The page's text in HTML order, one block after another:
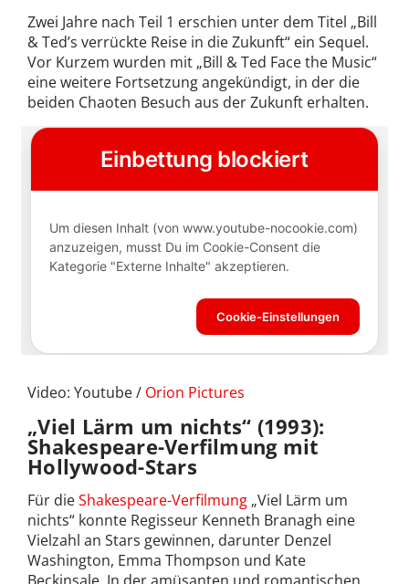
Zwei Jahre nach Teil 1 erschien unter dem Titel „Bill
& Ted’s verrückte Reise in die Zukunft“ ein Sequel.
Vor Kurzem wurden mit „Bill & Ted Face the Music“
eine weitere Fortsetzung angekündigt, in der die
beiden Chaoten Besuch aus der Zukunft erhalten.
Video: Youtube / Orion Pictures
„Viel Lärm um nichts“ (1993):
Shakespeare-Verfilmung mit
Hollywood-Stars
Für dieShakespeare-Verfilmung „Viel Lärm um
nichts“ konnte Regisseur Kenneth Branagh eine
Vielzahl an Stars gewinnen, darunter Denzel
Washington, Emma Thompson und Kate